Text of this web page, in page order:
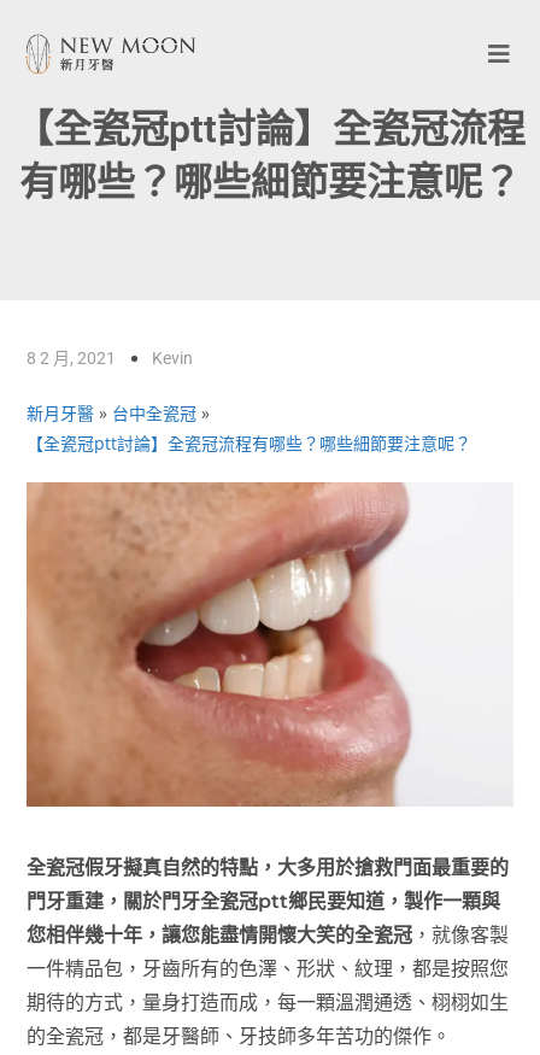
【全瓷冠ptt討論】全瓷冠流程
有哪些？哪些細節要注意呢？
8 2 月, 2021 Kevin
新月牙醫 » 台中全瓷冠 »
【全瓷冠ptt討論】全瓷冠流程有哪些？哪些細節要注意呢？
全瓷冠假牙擬真自然的特點，大多用於搶救門面最重要的
門牙重建，關於門牙全瓷冠ptt鄉民要知道，製作一顆與
您相伴幾十年，讓您能盡情開懷大笑的全瓷冠 ，就像客製
一件精品包，牙齒所有的色澤、形狀、紋理，都是按照您
期待的方式，量身打造而成，每一顆溫潤通透、栩栩如生
的全瓷冠，都是牙醫師、牙技師多年苦功的傑作。